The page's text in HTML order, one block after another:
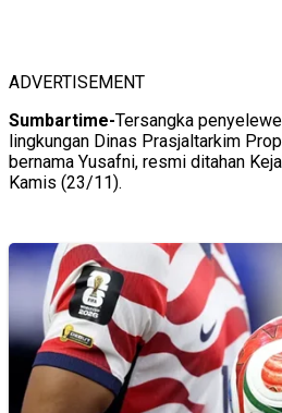
ADVERTISEMENT
Sumbartime-Tersangka
lingkungan Dinas Prasjaltarkim
bernama Yusafni, resmi ditahan
Kamis (23/11).